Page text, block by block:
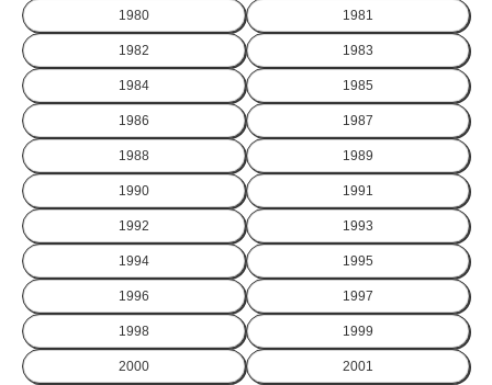
1980 1981
1982 1983
1984 1985
1986 1987
1988 1989
1990 1991
1992 1993
1994 1995
1996 1997
1998 1999
2000 2001